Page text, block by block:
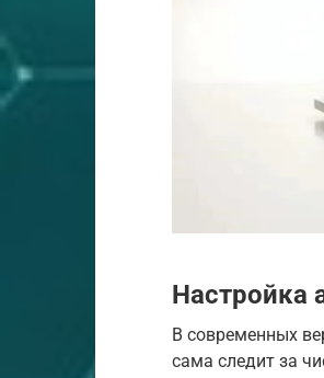
Настройка
В современных
сама следит за